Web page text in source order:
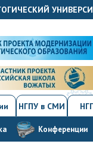
НГПУ в СМИ
Конференции